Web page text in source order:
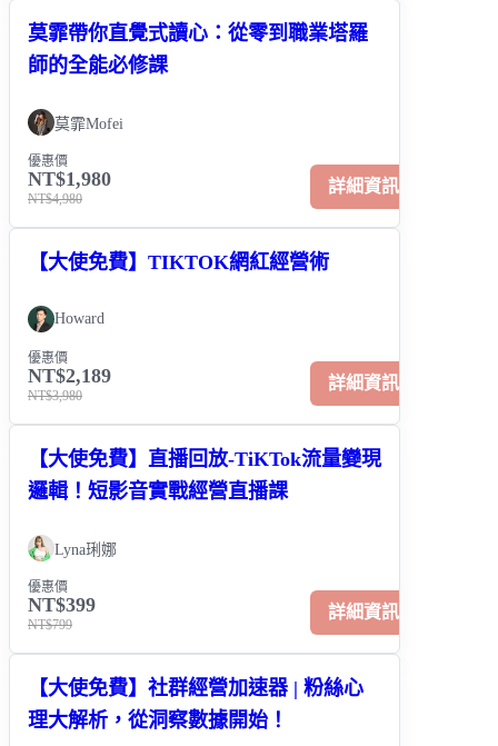
莫霏帶你直覺式讀心：從零到職業塔羅
師的全能必修課
莫霏Mofei
優惠價
NT$1,980
NT$4,980
詳細資訊
【大使免費】TIKTOK網紅經營術
Howard
優惠價
NT$2,189
NT$3,980
詳細資訊
【大使免費】直播回放-TiKTok流量變現
邏輯！短影音實戰經營直播課
Lyna琍娜
優惠價
NT$399
NT$799
詳細資訊
【大使免費】社群經營加速器 | 粉絲心
理大解析，從洞察數據開始！